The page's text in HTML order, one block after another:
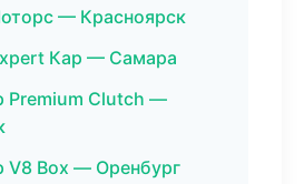
— Красноярск
Кар — Самара
Premium Clutch —
V8 Box — Оренбург